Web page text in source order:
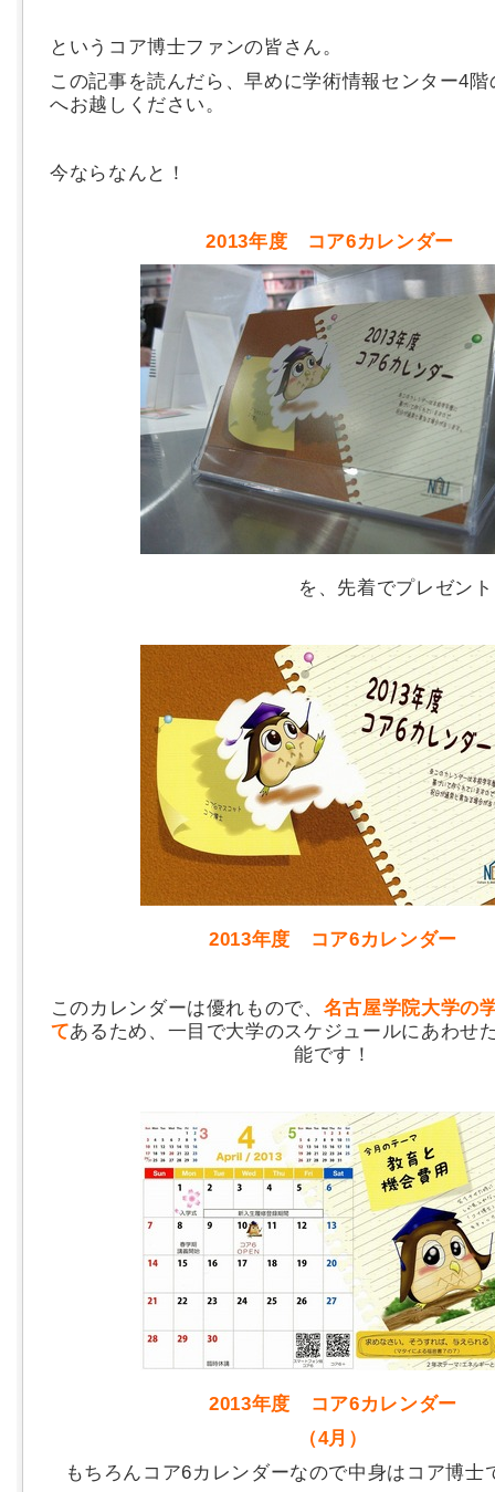
というコア博士ファンの皆さん。
この記事を読んだら、早めに学術情報センター4
へお越しください。
今ならなんと！
2013年度 コア6カレンダー
を、先着でプレゼン
2013年度 コア6カレンダー
このカレンダーは優れもので、 名古屋学院大学の
てあるため、一目で大学のスケジュールにあわせ
能です！
2013年度 コア6カレンダー
（4月）
もちろんコア6カレンダーなので中身はコア博士